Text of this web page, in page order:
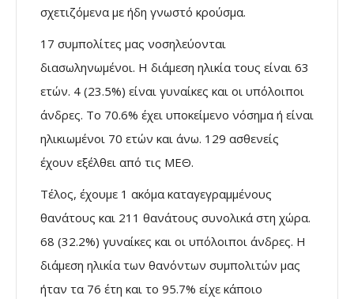
σχετιζόμενα με ήδη γνωστό κρούσμα.
17 συμπολίτες μας νοσηλεύονται
διασωληνωμένοι. Η διάμεση ηλικία τους είναι 63
ετών. 4 (23.5%) είναι γυναίκες και οι υπόλοιποι
άνδρες. To 70.6% έχει υποκείμενο νόσημα ή είναι
ηλικιωμένοι 70 ετών και άνω. 129 ασθενείς
έχουν εξέλθει από τις ΜΕΘ.
Τέλος, έχουμε 1 ακόμα καταγεγραμμένους
θανάτους και 211 θανάτους συνολικά στη χώρα.
68 (32.2%) γυναίκες και οι υπόλοιποι άνδρες. Η
διάμεση ηλικία των θανόντων συμπολιτών μας
ήταν τα 76 έτη και το 95.7% είχε κάποιο